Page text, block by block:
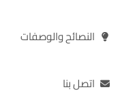
النصائح والوصفات
اتصل بنا